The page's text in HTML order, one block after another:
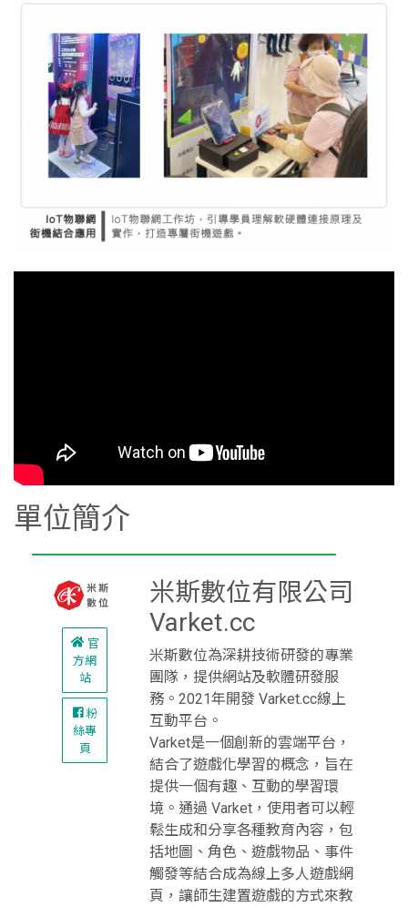
單位簡介
官
方網
站
粉
絲專
頁
米斯數位有限公司
Varket.cc
米斯數位為深耕技術研發的專業
團隊，提供網站及軟體研發服
務。2021年開發 Varket.cc線上
互動平台。
Varket是一個創新的雲端平台，
結合了遊戲化學習的概念，旨在
提供一個有趣、互動的學習環
境。通過 Varket，使用者可以輕
鬆生成和分享各種教育內容，包
括地圖、角色、遊戲物品、事件
觸發等結合成為線上多人遊戲網
頁，讓師生建置遊戲的方式來教